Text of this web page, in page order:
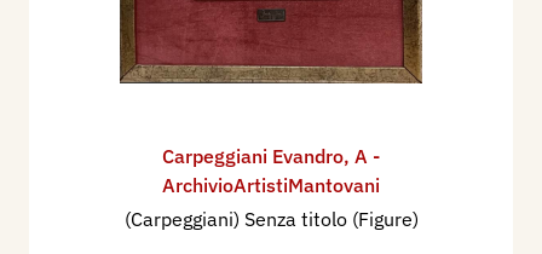
Carpeggiani Evandro, A -
ArchivioArtistiMantovani
(Carpeggiani) Senza titolo (Figure)